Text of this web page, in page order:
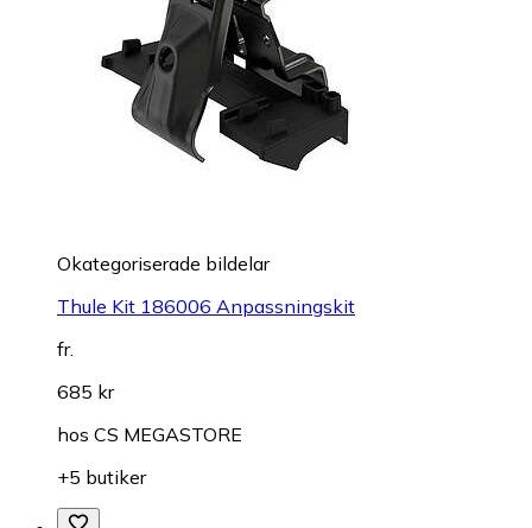
Okategoriserade bildelar
Thule Kit 186006 Anpassningskit
fr.
685 kr
hos CS MEGASTORE
+5 butiker